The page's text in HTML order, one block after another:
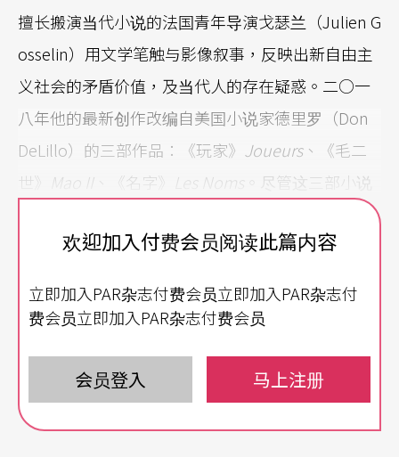
擅长搬演当代小说的法国青年导演戈瑟兰（Julien G
osselin）用文学笔触与影像叙事，反映出新自由主
义社会的矛盾价值，及当代人的存在疑惑。二○一
八年他的最新创作改编自美国小说家德里罗（Don
DeLillo）的三部作品：《玩家》 Joueurs、《毛二
世》
Mao II、《名字》 Les Noms
。尽管这三部小说
题：随经济蓬勃发展而孳生的恐怖主义（注1）
艾的激进分子，更质疑了文字和其产生的意象所产
提问，去探究何谓暴力及恐怖主义。」（注2）
彰显恐怖暴力的影像仪式
欢迎加入付费会员阅读此篇内容
立即加入PAR杂志付费会员立即加入PAR杂志付
费会员立即加入PAR杂志付费会员
会员登入 马上注册